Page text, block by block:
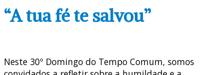
“A tua fé te salvou”
Neste 30º Domingo do Tempo Comum, somos